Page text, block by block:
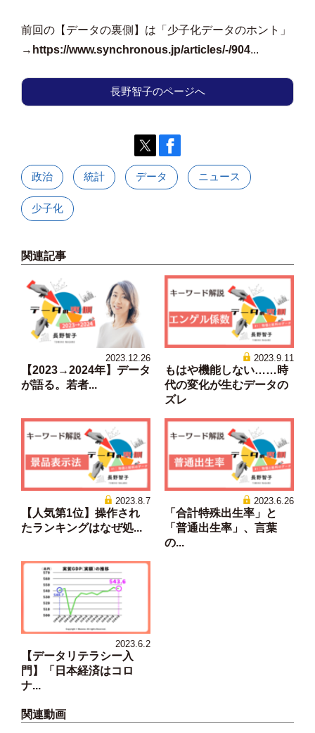
前回の【データの裏側】は「少子化データのホント」
→ https://www.synchronous.jp/articles/-/904...
長野智子のページへ
政治 統計 データ ニュース
少子化
関連記事
2023.12.26
【2023→2024年】データ
が語る。若者...
2023.9.11
もはや機能しない……時
代の変化が生むデータの
ズレ
2023.8.7
【人気第1位】操作され
たランキングはなぜ処...
2023.6.26
「合計特殊出生率」と
「普通出生率」、言葉
の...
2023.6.2
【データリテラシー入
門】「日本経済はコロ
ナ...
関連動画